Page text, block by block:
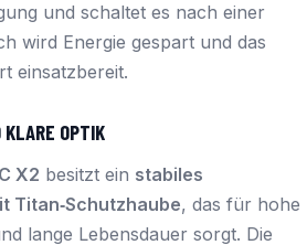
und schaltet es nach einer
wird Energie gespart und das
einsatzbereit.
KLARE OPTIK
X2 besitzt ein stabiles
Titan‑Schutzhaube, das für hohe
lange Lebensdauer sorgt. Die